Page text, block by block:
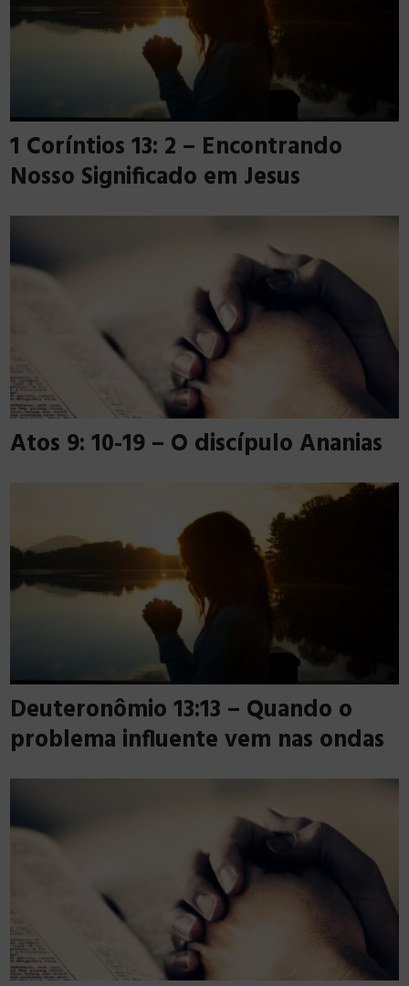
1 Coríntios 13: 2 – Encontrando
Nosso Significado em Jesus
Atos 9: 10-19 – O discípulo Ananias
Deuteronômio 13:13 – Quando o
problema influente vem nas ondas